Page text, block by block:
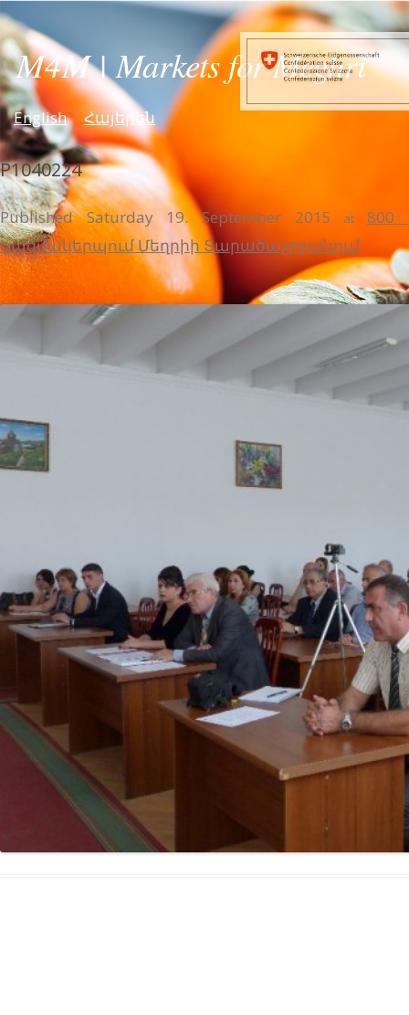
English Հայերեն
P1040224
PublishedSaturday 19. September 2015 at 800
Կազմակերպում Մեղրիի Տարածաշրջանում.